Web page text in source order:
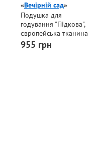
«Вечірній сад»
Подушка для
годування "Підкова",
європейська тканина
955 грн